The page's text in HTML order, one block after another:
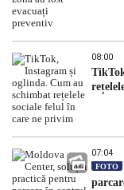
08:00
07:04
FOTO